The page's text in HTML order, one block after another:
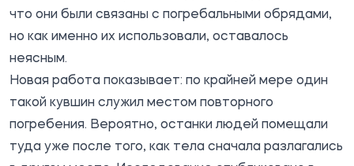
что они были связаны с погребальными обрядами,
но как именно их использовали, оставалось
неясным.
Новая работа показывает: по крайней мере один
такой кувшин служил местом повторного
погребения. Вероятно, останки людей помещали
туда уже после того, как тела сначала разлагались